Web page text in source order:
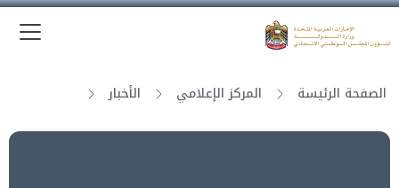
الصفحة الرئيسة المركز الإعلامي الأخبار